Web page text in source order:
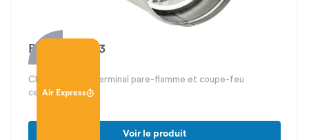
Air Express
BPF 3 / BCF 3
Clapet-bouche terminal pare-flamme et coupe-feu
certifiés CE
Voir le produit